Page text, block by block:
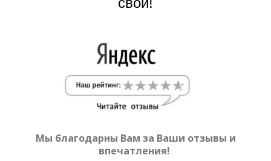
Мы благодарны Вам за Ваши отзывы и
впечатления!